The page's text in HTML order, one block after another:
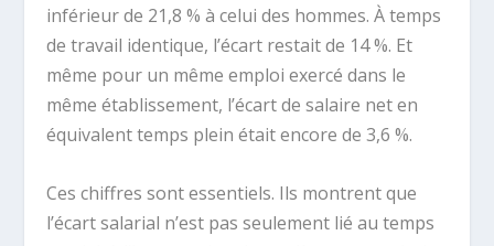
inférieur de 21,8 % à celui des hommes. À temps
de travail identique, l’écart restait de 14 %. Et
même pour un même emploi exercé dans le
même établissement, l’écart de salaire net en
équivalent temps plein était encore de 3,6 %.
Ces chiffres sont essentiels. Ils montrent que
l’écart salarial n’est pas seulement lié au temps